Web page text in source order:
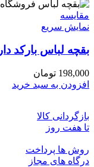
مقايسه
نمایش سریع
بقچه لباس بارکد دار
198,000 تومان
افزودن به سبد خرید
بازگردانی کالا
تا هفت روز
روش ها پرداخت
درگاه های مجاز